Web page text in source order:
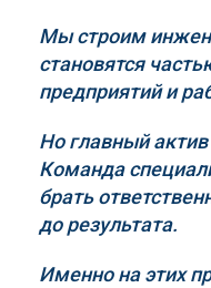
Мы строим
становятся
предприятий и
Но главный
Команда
брать
до результата.
Именно на этих